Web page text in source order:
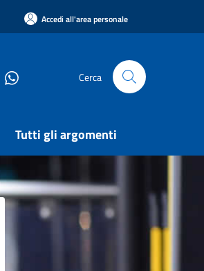
Accedi all'area personale
Cerca
Tutti gli argomenti